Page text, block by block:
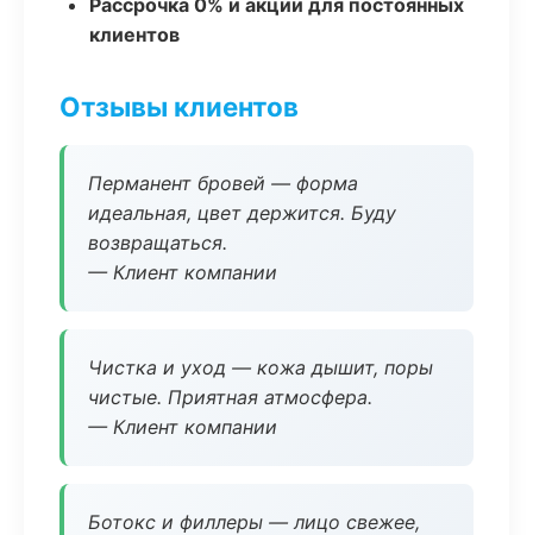
Рассрочка 0% и акции для постоянных
клиентов
Отзывы клиентов
Перманент бровей — форма
идеальная, цвет держится. Буду
возвращаться.
— Клиент компании
Чистка и уход — кожа дышит, поры
чистые. Приятная атмосфера.
— Клиент компании
Ботокс и филлеры — лицо свежее,